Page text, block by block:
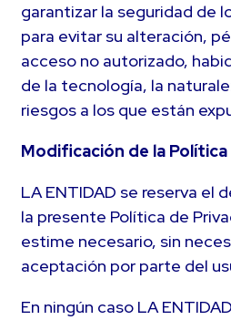
garantizar la seguridad de
para evitar su alteración,
acceso no autorizado,
de la tecnología, la
riesgos a los que están
Modificación de la
LA ENTIDAD se reserva el
la presente Política de
estime necesario, sin
aceptación por parte del
En ningún caso LA